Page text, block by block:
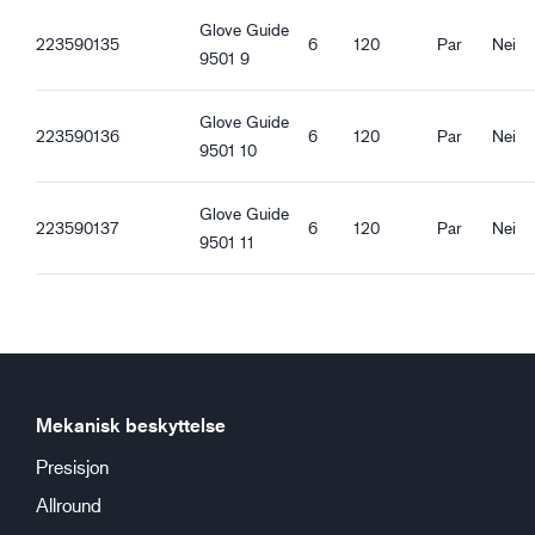
223590135
Glove Guide
9501 9
6 120 Par Nei
223590136
Glove Guide
9501 10
6 120 Par Nei
223590137
Glove Guide
9501 11
6 120 Par Nei
Mekanisk beskyttelse
Presisjon
Allround